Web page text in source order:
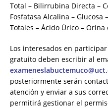
Total – Bilirrubina Directa –
Fosfatasa Alcalina – Glucosa
Totales – Ácido Úrico – Orina
Los interesados en
gratuito deben escribir al
posteriormente serán
atención y enviar a sus
permitirá gestionar el